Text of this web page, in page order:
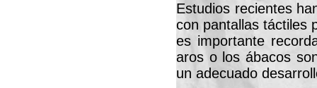
Estudios recientes
con pantallas táctiles
es importante
aros o los ábacos
un adecuado